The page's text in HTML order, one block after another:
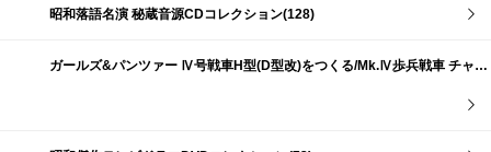
昭和落語名演 秘蔵音源CDコレクション(128)
ガールズ&パンツァー Ⅳ号戦車H型(D型改)をつくる/Mk.Ⅳ歩兵戦車 チャーチルMk.Ⅶをつくる(191)